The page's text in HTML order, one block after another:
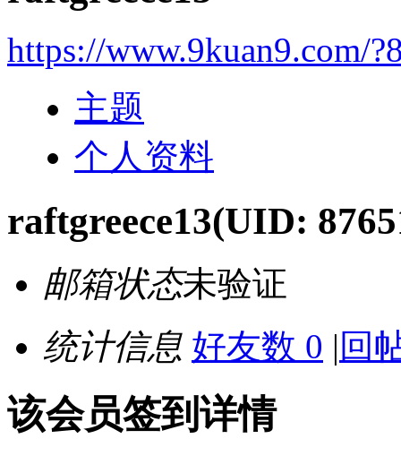
https://www.9kuan9.com/
主题
个人资料
raftgreece13(UID:
邮箱状态未验证
统计信息 好友数 0 | 回
该会员签到详情